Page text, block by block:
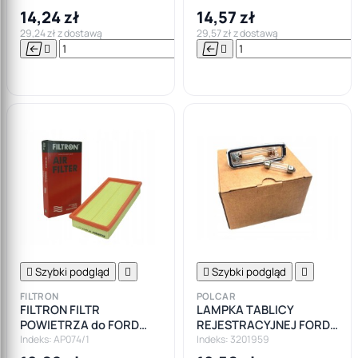
FIESTA FOCUS MKI MK2
M14X1,25
14,24 zł
29,24 zł z dostawą
  

14,57 zł
29,57 zł z dostawą
 
 Szybki podgląd 
FILTRON
FILTRON FILTR
POWIETRZA do FORD
FOCUS I MK1 + TOURNEO
CONNECT
Indeks: AP074/1
 Szybki podgląd 
POLCAR
LAMPKA TABLICY
REJESTRACYJNEJ FORD
FOCUS I MK1 !
Indeks: 3201959